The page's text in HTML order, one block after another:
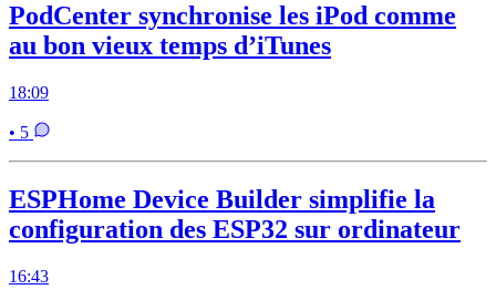
PodCenter synchronise les iPod comme
au bon vieux temps d’iTunes
18:09
• 5
ESPHome Device Builder simplifie la
configuration des ESP32 sur ordinateur
16:43